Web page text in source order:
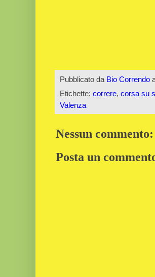
Pubblicato da Bio Correndo
Etichette: correre, corsa su
Valenza
Nessun commento:
Posta un